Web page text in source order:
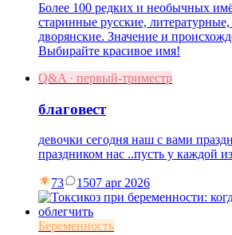
Более 100 редких и необычных
старинные русские,
дворянские. Значение и
Выбирайте красивое имя!
Q&A · первый-триместр
благовест
девочки сегодня наш с вами
праздником нас ..пусть у каждой
73 1507 apr 2026
Беременность